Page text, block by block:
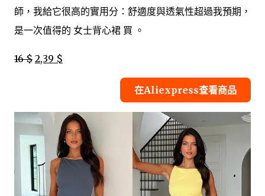
師，我給它很高的實用分：舒適度與透氣性超過我預期，
是一次值得的 女士背心裙 買 。
16 $ 2,39 $
在Aliexpress查看商品